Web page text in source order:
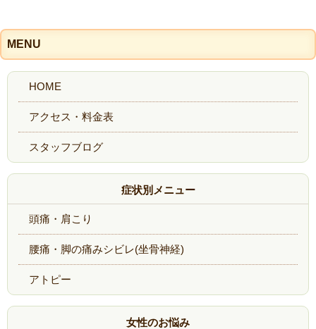
MENU
症状別メニュー
頭痛・肩こり
腰痛・脚の痛みシビレ(坐骨神経)
アトピー
女性のお悩み